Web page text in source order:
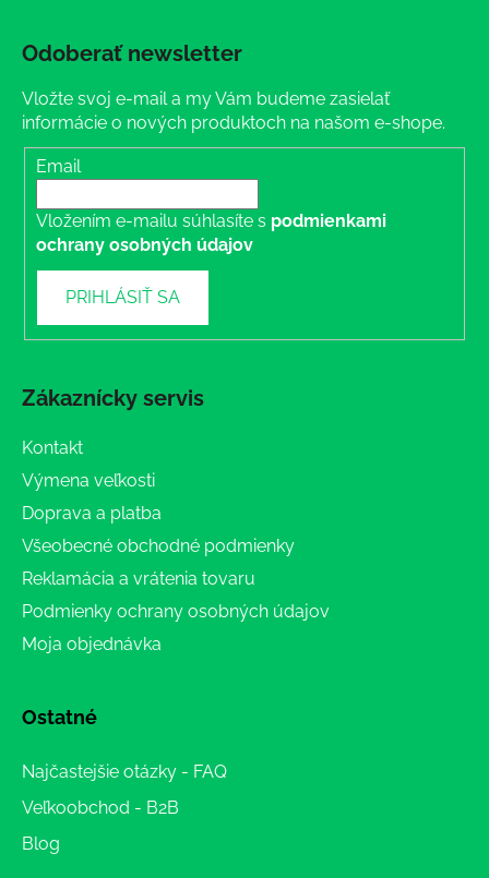
Odoberať newsletter
Vložte svoj e-mail a my Vám budeme zasielať
informácie o nových produktoch na našom e-shope.
Email
Vložením e-mailu súhlasíte s podmienkami
ochrany osobných údajov
PRIHLÁSIŤ SA
Zákaznícky servis
Kontakt
Výmena veľkosti
Doprava a platba
Všeobecné obchodné podmienky
Reklamácia a vrátenia tovaru
Podmienky ochrany osobných údajov
Moja objednávka
Ostatné
Najčastejšie otázky - FAQ
Veľkoobchod - B2B
Blog